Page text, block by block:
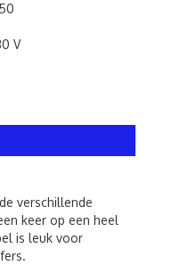
V
verschillende
keer op een heel
is leuk voor